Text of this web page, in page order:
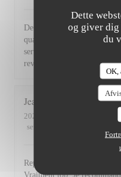
Dette
og giver
du
OK,
De l'accueil souriant et
qualité et la présentation de
service du vin, nous avons
revenir. Bravo & merci +++
Jean Louis
2026-07-30
service
Repas excellent de l’entrée
Vraiment top. Je